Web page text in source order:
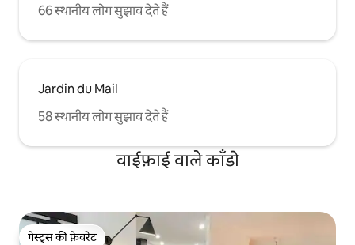
66 स्थानीय लोग सुझाव देते हैं
Jardin du Mail
58 स्थानीय लोग सुझाव देते हैं
वाईफ़ाई वाले काँडो
गेस्ट्स की फ़ेवरेट